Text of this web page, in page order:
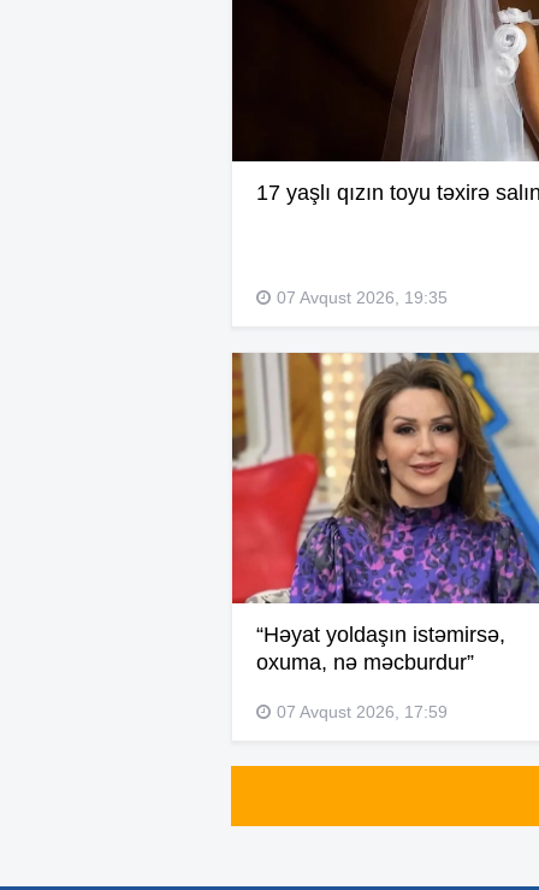
17 yaşlı qızın toyu təxirə
07 Avqust 2026, 19:35
“Həyat yoldaşın istəmirsə,
oxuma, nə məcburdur”
07 Avqust 2026, 17:59